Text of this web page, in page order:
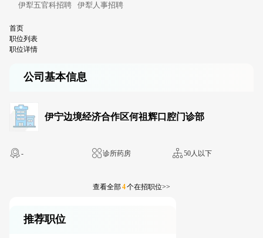
伊犁五官科招聘
伊犁人事招聘
首页
职位列表
职位详情
公司基本信息
伊宁边境经济合作区何祖辉口腔门诊部
- 诊所药房 50人以下
查看全部4个在招职位>>
推荐职位